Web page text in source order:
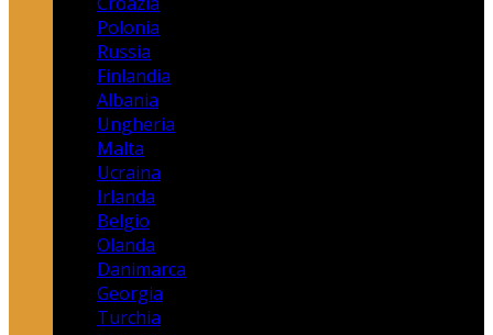
Polonia
Russia
Finlandia
Albania
Ungheria
Malta
Ucraina
Irlanda
Belgio
Olanda
Danimarca
Georgia
Turchia